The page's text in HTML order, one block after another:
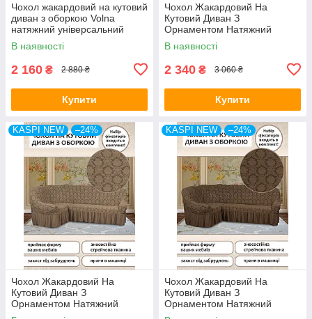
Чохол жакардовий на кутовий
диван з оборкою Volna
натяжний універсальний
міцний Kaspi Туреччина
В наявності
2 160 ₴ 2 880 ₴
Купити
Чохол Жакардовий На
Кутовий Диван З
Орнаментом Натяжний
Універсальний З Воланами
Спідницею Kaspi
В наявності
2 340 ₴ 3 060 ₴
Купити
KASPI NEW –24%
Чохол Жакардовий На
Кутовий Диван З
Орнаментом Натяжний
Універсальний З Воланами
KASPI NEW –24%
Чохол Жакардовий На
Кутовий Диван З
Орнаментом Натяжний
Універсальний З Воланами